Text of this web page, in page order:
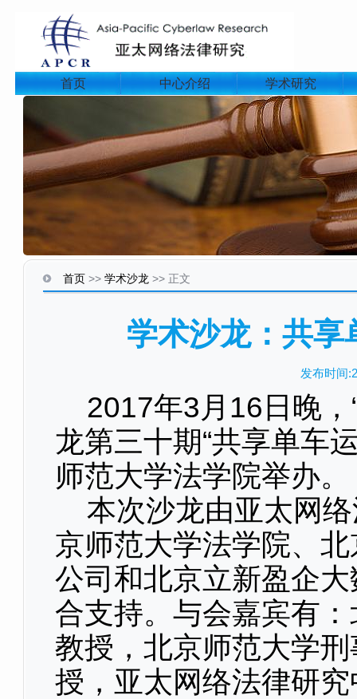
首页 中心介绍 学术研究
首页>> 学术沙龙 >> 正文
学术沙龙：共享
发布时间
2017年3月16日晚，
龙第三十期“共享单车
师范大学法学院举办。
本次沙龙由亚太网络
京师范大学法学院、
公司和北京立新盈企
合支持。与会嘉宾有
教授，北京师范大学
授，亚太网络法律研